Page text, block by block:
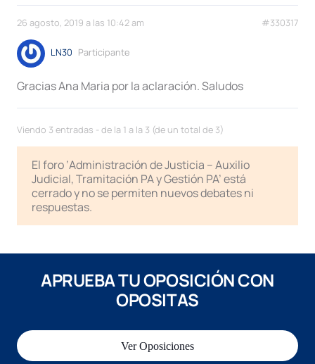
26 agosto, 2019 a las 10:42 am #330317
LN30 Participante
Gracias Ana Maria por la aclaración. Saludos
Viendo 3 entradas - de la 1 a la 3 (de un total de 3)
El foro ‘Administración de Justicia – Auxilio
Judicial, Tramitación PA y Gestión PA’ está
cerrado y no se permiten nuevos debates ni
respuestas.
APRUEBA TU OPOSICIÓN CON
OPOSITAS
Ver Oposiciones